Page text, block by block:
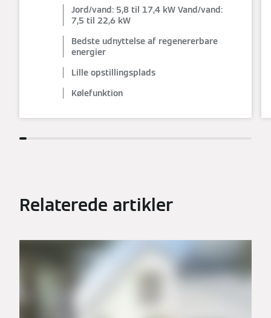
Jord/vand: 5,8 til 17,4 kW Vand/vand:
7,5 til 22,6 kW
Bedste udnyttelse af regenererbare
energier
Lille opstillingsplads
Kølefunktion
Relaterede artikler